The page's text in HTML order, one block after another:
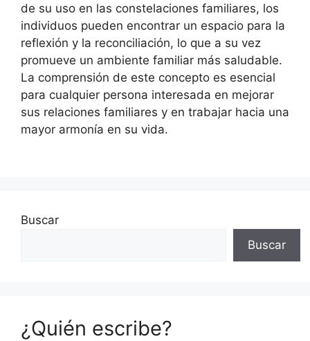
de su uso en las constelaciones familiares, los
individuos pueden encontrar un espacio para la
reflexión y la reconciliación, lo que a su vez
promueve un ambiente familiar más saludable.
La comprensión de este concepto es esencial
para cualquier persona interesada en mejorar
sus relaciones familiares y en trabajar hacia una
mayor armonía en su vida.
Buscar
Buscar
¿Quién escribe?